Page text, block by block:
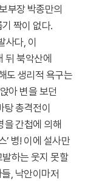
부장 박종만의
짝이 없다.
사다, 이
뒤 북악산에
도 생리적 욕구는
아 변을 보던
총격전이
을 간첩에 의해
’ 병! 이에 설사만
하는 웃지 못할
, 낙안이마저